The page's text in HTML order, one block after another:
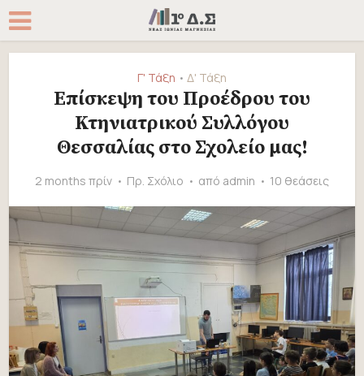
Γ' Τάξη • Δ' Τάξη
Επίσκεψη του Προέδρου του
Κτηνιατρικού Συλλόγου
Θεσσαλίας στο Σχολείο μας!
2 months πρίν Πρ. Σχόλιο από admin 10 θεάσεις